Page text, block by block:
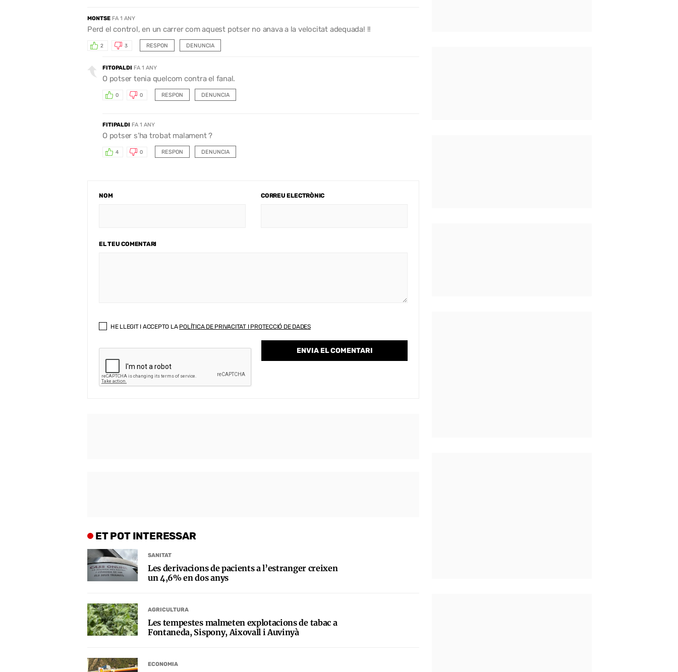
MONTSE FA 1 ANY
Perd el control, en un carrer com aquest potser no anava a la velocitat adequada! !!
RESPON
2 3 DENUNCIA
FITOPALDI FA 1 ANY
O potser tenia quelcom contra el fanal.
RESPON
0 0 DENUNCIA
FITIPALDI FA 1 ANY
O potser s'ha trobat malament ?
RESPON
4 0 DENUNCIA
NOM CORREU ELECTRÒNIC
EL TEU COMENTARI
HE LLEGIT I ACCEPTO LA POLÍTICA DE PRIVACITAT I PROTECCIÓ DE DADES
ET POT INTERESSAR
SANITAT
Les derivacions de pacients a l’estranger creixen
un 4,6% en dos anys
AGRICULTURA
Les tempestes malmeten explotacions de tabac a
Fontaneda, Sispony, Aixovall i Auvinyà
ECONOMIA